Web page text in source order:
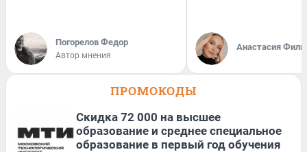
Погорелов Федор
Автор мнения
Анастасия
ПРОМОКОДЫ
Скидка 72 000 на высшее
образование и среднее специальное
образование в первый год обучения